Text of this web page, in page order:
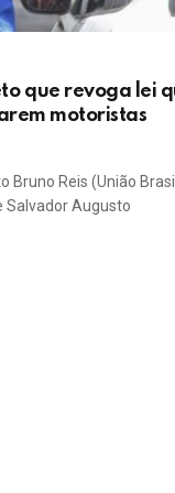
que revoga lei
motoristas
Bruno Reis (União
Salvador Augusto